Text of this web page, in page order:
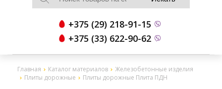
+375 (29) 218-91-15
+375 (33) 622-90-62
Главная Каталог материалов
Железобетонные изделия
Плиты дорожные
Плиты дорожные Плита ПДН